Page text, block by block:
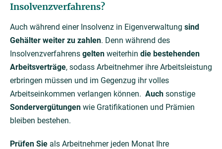
Insolvenzverfahrens?
Auch während einer Insolvenz in Eigenverwaltung sind
Gehälter weiter zu zahlen. Denn während des
Insolvenzverfahrens gelten weiterhin die bestehenden
Arbeitsverträge, sodass Arbeitnehmer ihre Arbeitsleistung
erbringen müssen und im Gegenzug ihr volles
Arbeitseinkommen verlangen können. Auch sonstige
Sondervergütungen wie Gratifikationen und Prämien
bleiben bestehen.
Prüfen Sie als Arbeitnehmer jeden Monat Ihre